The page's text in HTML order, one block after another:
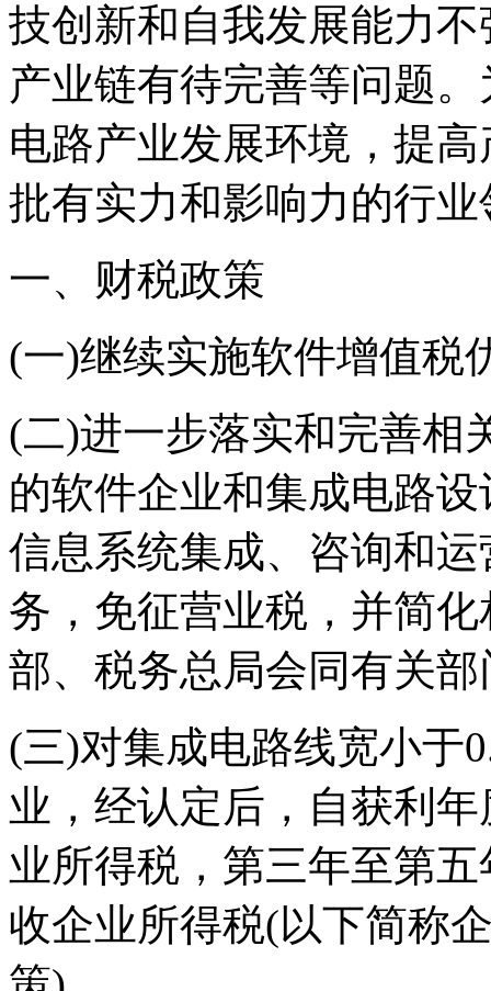
技创新和自我发展能力
产业链有待完善等问题
电路产业发展环境，提
批有实力和影响力的行
一、财税政策
(一)继续实施软件增值税
(二)进一步落实和完善相
的软件企业和集成电路
信息系统集成、咨询和
务，免征营业税，并简
部、税务总局会同有关
(三)对集成电路线宽小于
业，经认定后，自获利
业所得税，第三年至第
收企业所得税(以下简称